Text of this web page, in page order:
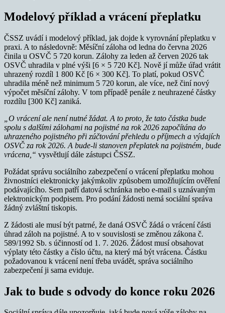
Modelový příklad a vrácení přeplatku
ČSSZ uvádí i modelový příklad, jak dojde k vyrovnání přeplatku v
praxi. A to následovně: Měsíční záloha od ledna do června 2026
činila u OSVČ 5 720 korun. Zálohy za leden až červen 2026 tak
OSVČ uhradila v plné výši [6 × 5 720 Kč]. Nově jí může úřad vrátit
uhrazený rozdíl 1 800 Kč [6 × 300 Kč]. To platí, pokud OSVČ
uhradila méně než minimum 5 720 korun, ale více, než činí nový
výpočet měsíční zálohy. V tom případě penále z neuhrazené částky
rozdílu [300 Kč] zaniká.
„O vrácení ale není nutné žádat. A to proto, že tato částka bude
spolu s dalšími zálohami na pojistné na rok 2026 započítána do
uhrazeného pojistného při zúčtování přehledu o příjmech a výdajích
OSVČ za rok 2026. A bude-li stanoven přeplatek na pojistném, bude
vrácena,“ vysvětlují dále zástupci ČSSZ.
Požádat správu sociálního zabezpečení o vrácení přeplatku mohou
živnostníci elektronicky jakýmkoliv způsobem umožňujícím ověření
podávajícího. Sem patří datová schránka nebo e-mail s uznávaným
elektronickým podpisem. Pro podání žádosti nemá sociální správa
žádný zvláštní tiskopis.
Z žádosti ale musí být patrné, že daná OSVČ žádá o vrácení části
úhrad záloh na pojistné. A to v souvislosti se změnou zákona č.
589/1992 Sb. s účinností od 1. 7. 2026. Žádost musí obsahovat
výplaty této částky a číslo účtu, na který má být vrácena. Částku
požadovanou k vrácení není třeba uvádět, správa sociálního
zabezpečení ji sama eviduje.
Jak to bude s odvody do konce roku 2026